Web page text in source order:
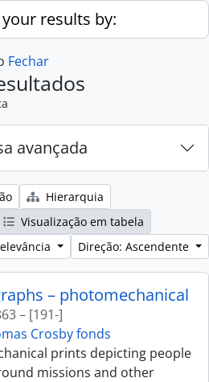
results by:
Fechar
avançada
Hierarquia
Visualização em tabela
Direção: Ascendente
– photomechanical
– [191-]
Crosby fonds
prints depicting people
missions and other